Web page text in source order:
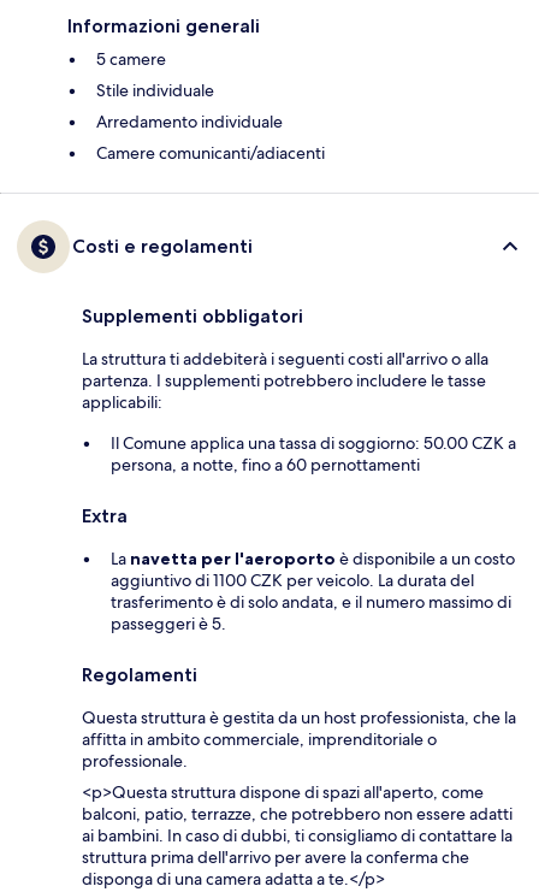
Informazioni generali
5 camere
Stile individuale
Arredamento individuale
Camere comunicanti/adiacenti
Costi e regolamenti
Supplementi obbligatori
La struttura ti addebiterà i seguenti costi all'arrivo o alla
partenza. I supplementi potrebbero includere le tasse
applicabili:
Il Comune applica una tassa di soggiorno: 50.00 CZK a
persona, a notte, fino a 60 pernottamenti
Extra
La navetta per l'aeroporto è disponibile a un costo
aggiuntivo di 1100 CZK per veicolo. La durata del
trasferimento è di solo andata, e il numero massimo di
passeggeri è 5.
Regolamenti
Questa struttura è gestita da un host professionista, che la
affitta in ambito commerciale, imprenditoriale o
professionale.
<p>Questa struttura dispone di spazi all'aperto, come
balconi, patio, terrazze, che potrebbero non essere adatti
ai bambini. In caso di dubbi, ti consigliamo di contattare la
struttura prima dell'arrivo per avere la conferma che
disponga di una camera adatta a te.</p>